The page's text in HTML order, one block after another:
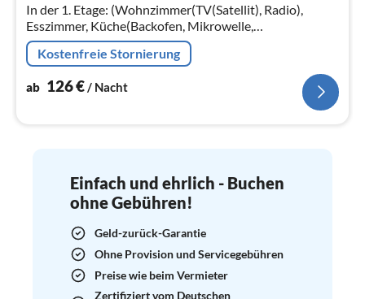
In der 1. Etage: (Wohnzimmer(TV(Satellit), Radio),
Esszimmer, Küche(Backofen, Mikrowelle,
Spülmaschine), Schlafzimmer(Doppelbett),
Kostenfreie Stornierung
ab 126€/ Nacht
Einfach und ehrlich - Buchen
ohne Gebühren!
Geld-zurück-Garantie
Ohne Provision und Servicegebühren
Preise wie beim Vermieter
Zertifiziert vom Deutschen